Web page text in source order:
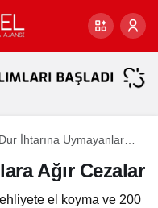
Dur İhtarına Uymayanlara
Ağır Cezalar
el koyma ve 200
Paylaş